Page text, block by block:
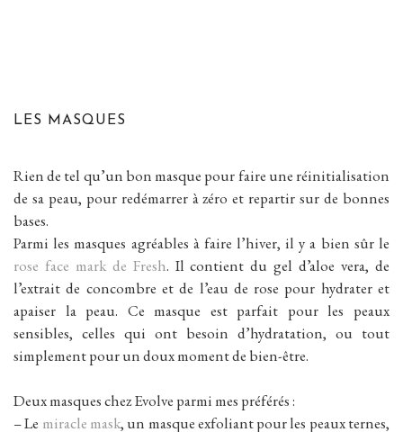
LES MASQUES
Rien de tel qu’un bon masque pour faire une réinitialisation
de sa peau, pour redémarrer à zéro et repartir sur de bonnes
bases.
Parmi les masques agréables à faire l’hiver, il y a bien sûr le
rose face mark de Fresh. Il contient du gel d’aloe vera, de
l’extrait de concombre et de l’eau de rose pour hydrater et
apaiser la peau. Ce masque est parfait pour les peaux
sensibles, celles qui ont besoin d’hydratation, ou tout
simplement pour un doux moment de bien-être.
Deux masques chez Evolve parmi mes préférés :
– Le miracle mask, un masque exfoliant pour les peaux ternes,